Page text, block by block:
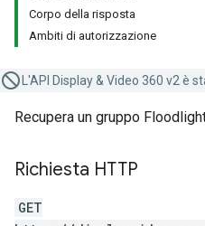
Corpo della risposta
Ambiti di autorizzazione
L'API Display & Video 360 v2 è
Recupera un gruppo
Richiesta HTTP
GET